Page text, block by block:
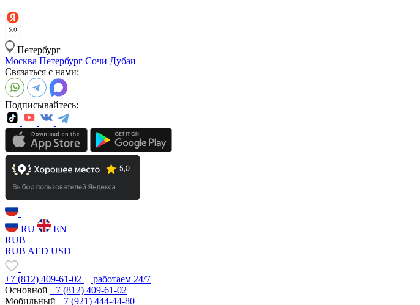
Петербург
Москва Петербург Сочи Дубаи
Связаться с нами:
Подписывайтесь:
RU
EN
RUB
RUB AED USD
+7 (812) 409-61-02
работаем 24/7
Основной +7 (812) 409-61-02
Мобильный +7 (921) 444-44-80